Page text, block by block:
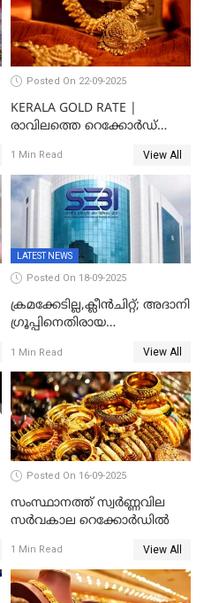
Posted On 22-09-2025
KERALA GOLD RATE |
രാവിലത്തെ റെക്കോർഡ്
തവണ കൂടി; പവൻ വില
83,000 ലേക്ക്
1 Min Read View All
LATEST NEWS
Posted On 18-09-2025
ക്രമക്കേടില്ല,ക്ലീൻചിറ്റ്; അദാനി
​ഗ്രൂപ്പിനെതിരായ
തള്ളി സെബി
1 Min Read View All
Posted On 16-09-2025
സംസ്ഥാനത്ത് സ്വര്‍ണ്ണവില
സർവകാല റെക്കോർഡിൽ
1 Min Read View All